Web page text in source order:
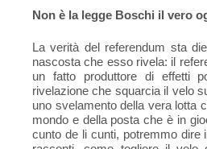
Non è la legge Boschi il vero
La verità del referendum sta
nascosta che esso rivela: il
un fatto produttore di effetti
rivelazione che squarcia il velo
uno svelamento della vera lotta
mondo e della posta che è in
cunto de li cunti, potremmo dire